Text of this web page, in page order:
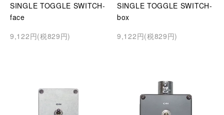
SINGLE TOGGLE SWITCH-
face
9,122円(税829円)
SINGLE TOGGLE SWITCH-
box
9,122円(税829円)